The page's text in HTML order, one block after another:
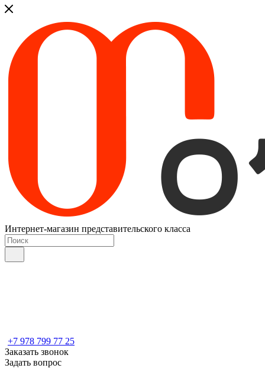
Интернет-магазин представительского класса
+7 978 799 77 25
Заказать звонок
Задать вопрос